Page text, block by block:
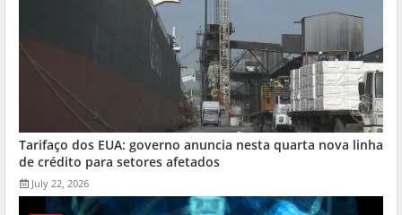
Tarifaço dos EUA: governo anuncia nesta quarta nova linha
de crédito para setores afetados
July 22, 2026